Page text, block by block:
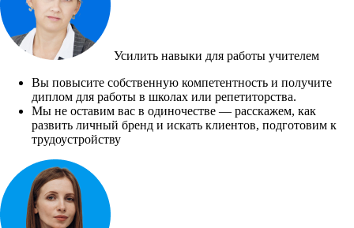
Усилить навыки для работы учителем
Вы повысите собственную компетентность и получите
диплом для работы в школах или репетиторства.
Мы не оставим вас в одиночестве — расскажем, как
развить личный бренд и искать клиентов, подготовим к
трудоустройству